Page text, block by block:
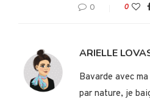
0 0
ARIELLE
Bavarde avec
par nature, je